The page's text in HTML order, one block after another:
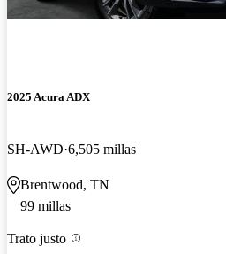
2025 Acura ADX
SH-AWD 6,505 millas
Brentwood, TN
99 millas
Trato justo